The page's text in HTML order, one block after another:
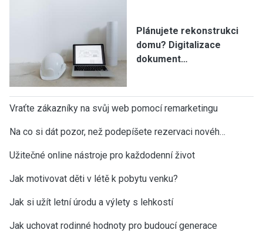
Plánujete rekonstrukci
domu? Digitalizace
dokument…
Vraťte zákazníky na svůj web pomocí remarketingu
Na co si dát pozor, než podepíšete rezervaci novéh…
Užitečné online nástroje pro každodenní život
Jak motivovat děti v létě k pobytu venku?
Jak si užít letní úrodu a výlety s lehkostí
Jak uchovat rodinné hodnoty pro budoucí generace